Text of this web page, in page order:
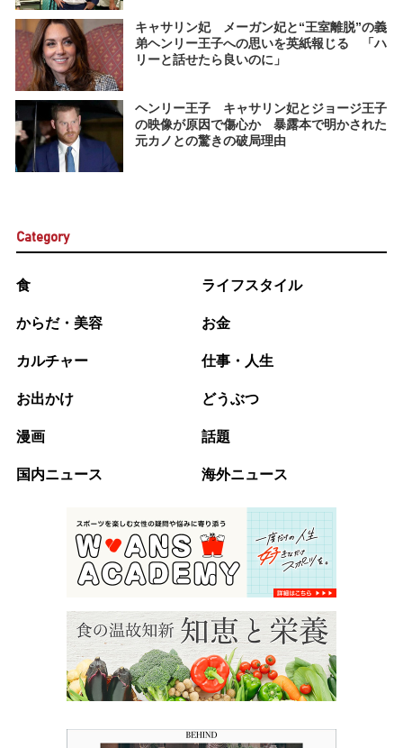
キャサリン妃 メーガン妃と“王室離脱”の義
弟ヘンリー王子への思いを英紙報じる 「ハ
リーと話せたら良いのに」
ヘンリー王子 キャサリン妃とジョージ王子
の映像が原因で傷心か 暴露本で明かされた
元カノとの驚きの破局理由
Category
食 ライフスタイル
からだ・美容 お金
カルチャー 仕事・人生
お出かけ どうぶつ
漫画 話題
国内ニュース 海外ニュース